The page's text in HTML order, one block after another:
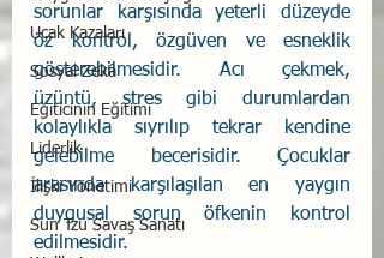
Uçak Kazaları
Sosyal Zekâ
Eğiticinin Eğitimi
Liderlik
İlişki Yönetimi
Sun Tzu Savaş Sanatı
sorunlar karşısında yeterli düzeyde
öz kontrol, özgüven ve esneklik
gösterebilmesidir. Acı çekmek,
üzüntü, stres gibi durumlardan
kolaylıkla sıyrılıp tekrar kendine
gelebilme becerisidir. Çocuklar
arasında karşılaşılan en yaygın
duygusal sorun öfkenin kontrol
edilmesidir.